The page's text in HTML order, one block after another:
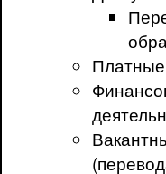
Платные